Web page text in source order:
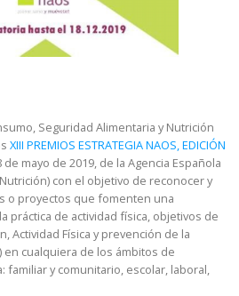
Seguridad Alimentaria y Nutrición
XIII PREMIOS ESTRATEGIA NAOS, EDICIÓN
de mayo de 2019, de la Agencia Española
con el objetivo de reconocer y
o proyectos que fomenten una
práctica de actividad física, objetivos de
Actividad Física y prevención de la
en cualquiera de los ámbitos de
familiar y comunitario, escolar, laboral,